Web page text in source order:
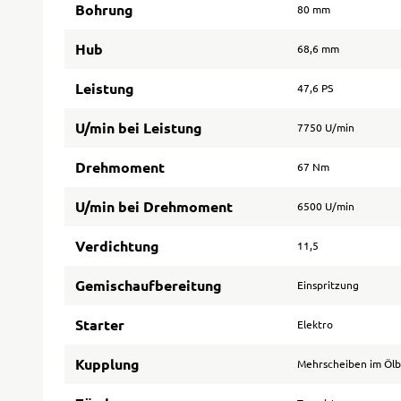
Bohrung 80 mm
Hub 68,6 mm
Leistung 47,6 PS
U/min bei Leistung 7750 U/min
Drehmoment 67 Nm
U/min bei Drehmoment 6500 U/min
Verdichtung 11,5
Gemischaufbereitung Einspritzung
Starter Elektro
Kupplung Mehrscheiben im